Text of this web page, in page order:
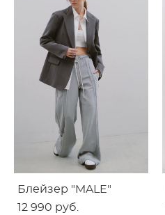
Блейзер "MALE"
12 990 pуб.